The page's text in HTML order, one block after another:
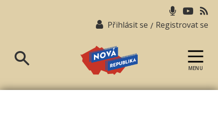
Přihlásit se / Registrovat se
republika
MENU